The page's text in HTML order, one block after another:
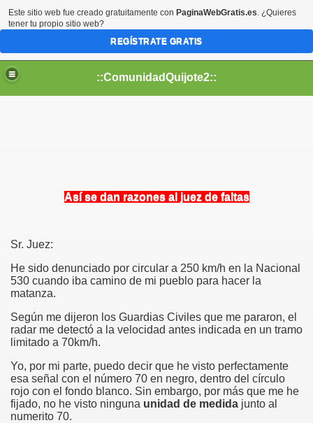
::ComunidadQuijote2::
Así se dan razones al juez de faltas
Sr. Juez:
He sido denunciado por circular a 250 km/h en la Nacional
530 cuando iba camino de mi pueblo para hacer la
matanza.
Según me dijeron los Guardias Civiles que me pararon, el
radar me detectó a la velocidad antes indicada en un tramo
limitado a 70km/h.
Yo, por mi parte, puedo decir que he visto perfectamente
esa señal con el número 70 en negro, dentro del círculo
rojo con el fondo blanco. Sin embargo, por más que me he
fijado, no he visto ninguna unidad de medida junto al
numerito 70.
Este sitio web fue creado gratuitamente con PaginaWebGratis.es. ¿Quieres
tener tu propio sitio web?
REGÍSTRATE GRATIS